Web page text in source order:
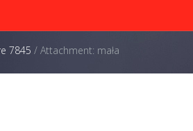
7845 / Attachment: mała